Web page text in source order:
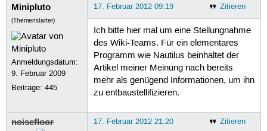
Minipluto
(Themenstarter)
Anmeldungsdatum:
9. Februar 2009
Beiträge:445
Zitieren
17. Februar 2012 09:19
Ich bitte hier mal um eine Stellungnahme
des Wiki-Teams. Für ein elementares
Programm wie Nautilus beinhaltet der
Artikel meiner Meinung nach bereits
mehr als genügend Informationen, um ihn
zu entbaustellifizieren.
noisefloor Zitieren
17. Februar 2012 21:20